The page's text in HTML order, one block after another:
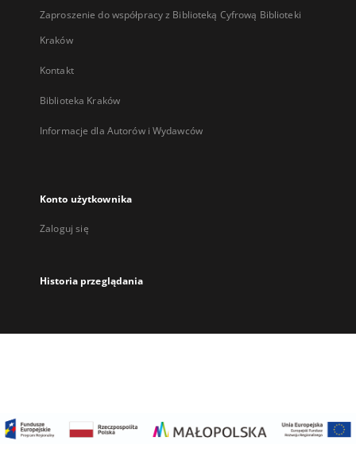
Zaproszenie do współpracy z Biblioteką Cyfrową Biblioteki
Kraków
Kontakt
Biblioteka Kraków
Informacje dla Autorów i Wydawców
Konto użytkownika
Zaloguj się
Historia przeglądania